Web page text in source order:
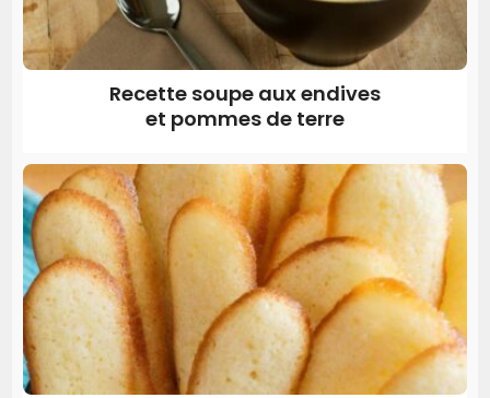
Recette soupe aux endives
et pommes de terre